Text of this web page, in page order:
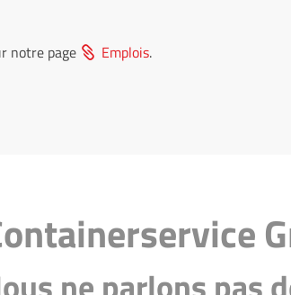
notre page Emplois.